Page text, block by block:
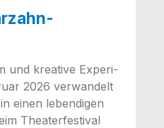
und krea­ti­ve Expe­ri­
2026 ver­wan­delt
einen leben­di­gen
Thea­ter­fes­ti­val